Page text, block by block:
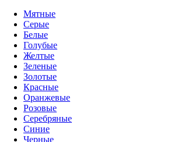
Мятные
Серые
Белые
Голубые
Желтые
Зеленые
Золотые
Красные
Оранжевые
Розовые
Серебряные
Синие
Черные